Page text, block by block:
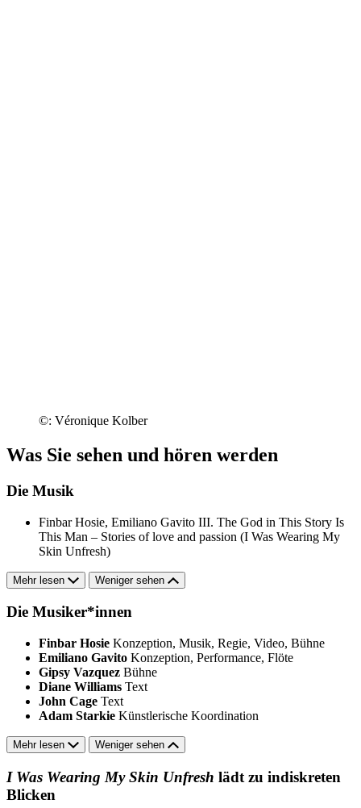
©: Véronique Kolber
Was Sie sehen und hören werden
Die Musik
Finbar Hosie, Emiliano Gavito III. The God in This Story Is
This Man – Stories of love and passion (I Was Wearing My
Skin Unfresh)
Mehr lesen Weniger sehen
Die Musiker*innen
Finbar Hosie Konzeption, Musik, Regie, Video, Bühne
Emiliano Gavito Konzeption, Performance, Flöte
Gipsy Vazquez Bühne
Diane Williams Text
John Cage Text
Adam Starkie Künstlerische Koordination
Mehr lesen Weniger sehen
I Was Wearing My Skin Unfresh lädt zu indiskreten
Blicken